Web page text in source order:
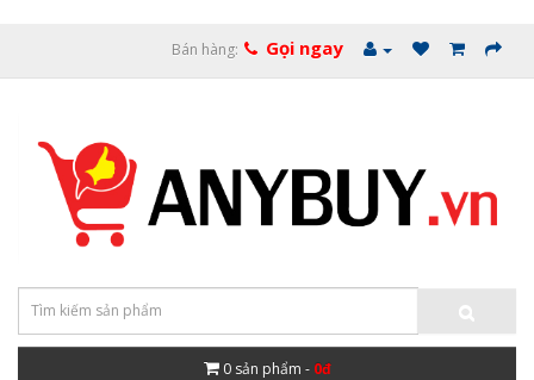
Bán hàng: Gọi ngay
0 sản phẩm - 0đ